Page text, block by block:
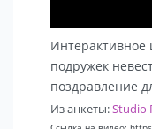
Интерактивное
подружек
поздравление
Из анкеты:Studio